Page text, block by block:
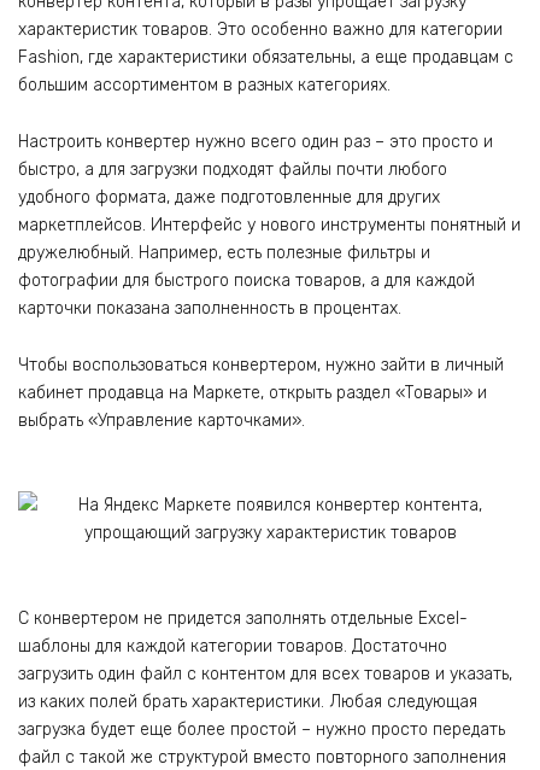
характеристик товаров. Это особенно важно для категории
Fashion, где характеристики обязательны, а еще продавцам с
большим ассортиментом в разных категориях.
Настроить конвертер нужно всего один раз – это просто и
быстро, а для загрузки подходят файлы почти любого
удобного формата, даже подготовленные для других
маркетплейсов. Интерфейс у нового инструменты понятный и
дружелюбный. Например, есть полезные фильтры и
фотографии для быстрого поиска товаров, а для каждой
карточки показана заполненность в процентах.
Чтобы воспользоваться конвертером, нужно зайти в личный
кабинет продавца на Маркете, открыть раздел «Товары» и
выбрать «Управление карточками».
С конвертером не придется заполнять отдельные Excel-
шаблоны для каждой категории товаров. Достаточно
загрузить один файл с контентом для всех товаров и указать,
из каких полей брать характеристики. Любая следующая
загрузка будет еще более простой – нужно просто передать
файл с такой же структурой вместо повторного заполнения